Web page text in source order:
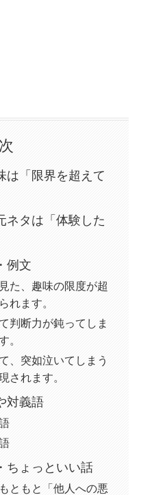
は「限界を超えて
ネタは「体験した
例文
た、趣味の限度が超
れます。
判断力が鈍ってしま
。
、突如泣いてしまう
されます。
対義語
ちょっといい話
ともと「他人への悪